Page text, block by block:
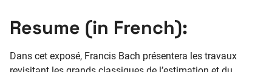
Resume (in French):
Dans cet exposé, Francis Bach présentera les travaux